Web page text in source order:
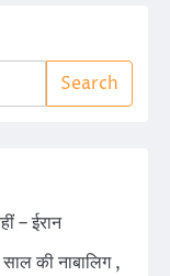
Search
– ईरान
की नाबालिग ,